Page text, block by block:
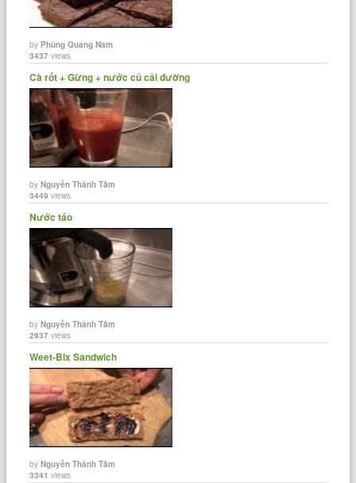
byPhùng Quang Nam
3437 views
Cà rốt + Gừng + nước củ cải đường
byNguyễn Thành Tâm
3449 views
Nước táo
byNguyễn Thành Tâm
2937 views
Weet-Bix Sandwich
byNguyễn Thành Tâm
3341 views